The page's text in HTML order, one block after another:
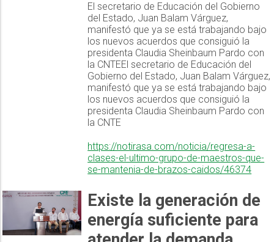
El secretario de Educación del Gobierno
del Estado, Juan Balam Várguez,
manifestó que ya se está trabajando bajo
los nuevos acuerdos que consiguió la
presidenta Claudia Sheinbaum Pardo con
la CNTEEl secretario de Educación del
Gobierno del Estado, Juan Balam Várguez,
manifestó que ya se está trabajando bajo
los nuevos acuerdos que consiguió la
presidenta Claudia Sheinbaum Pardo con
la CNTE
https://notirasa.com/noticia/regresa-a-
clases-el-ultimo-grupo-de-maestros-que-
se-mantenia-de-brazos-caidos/46374
Existe la generación de
energía suficiente para